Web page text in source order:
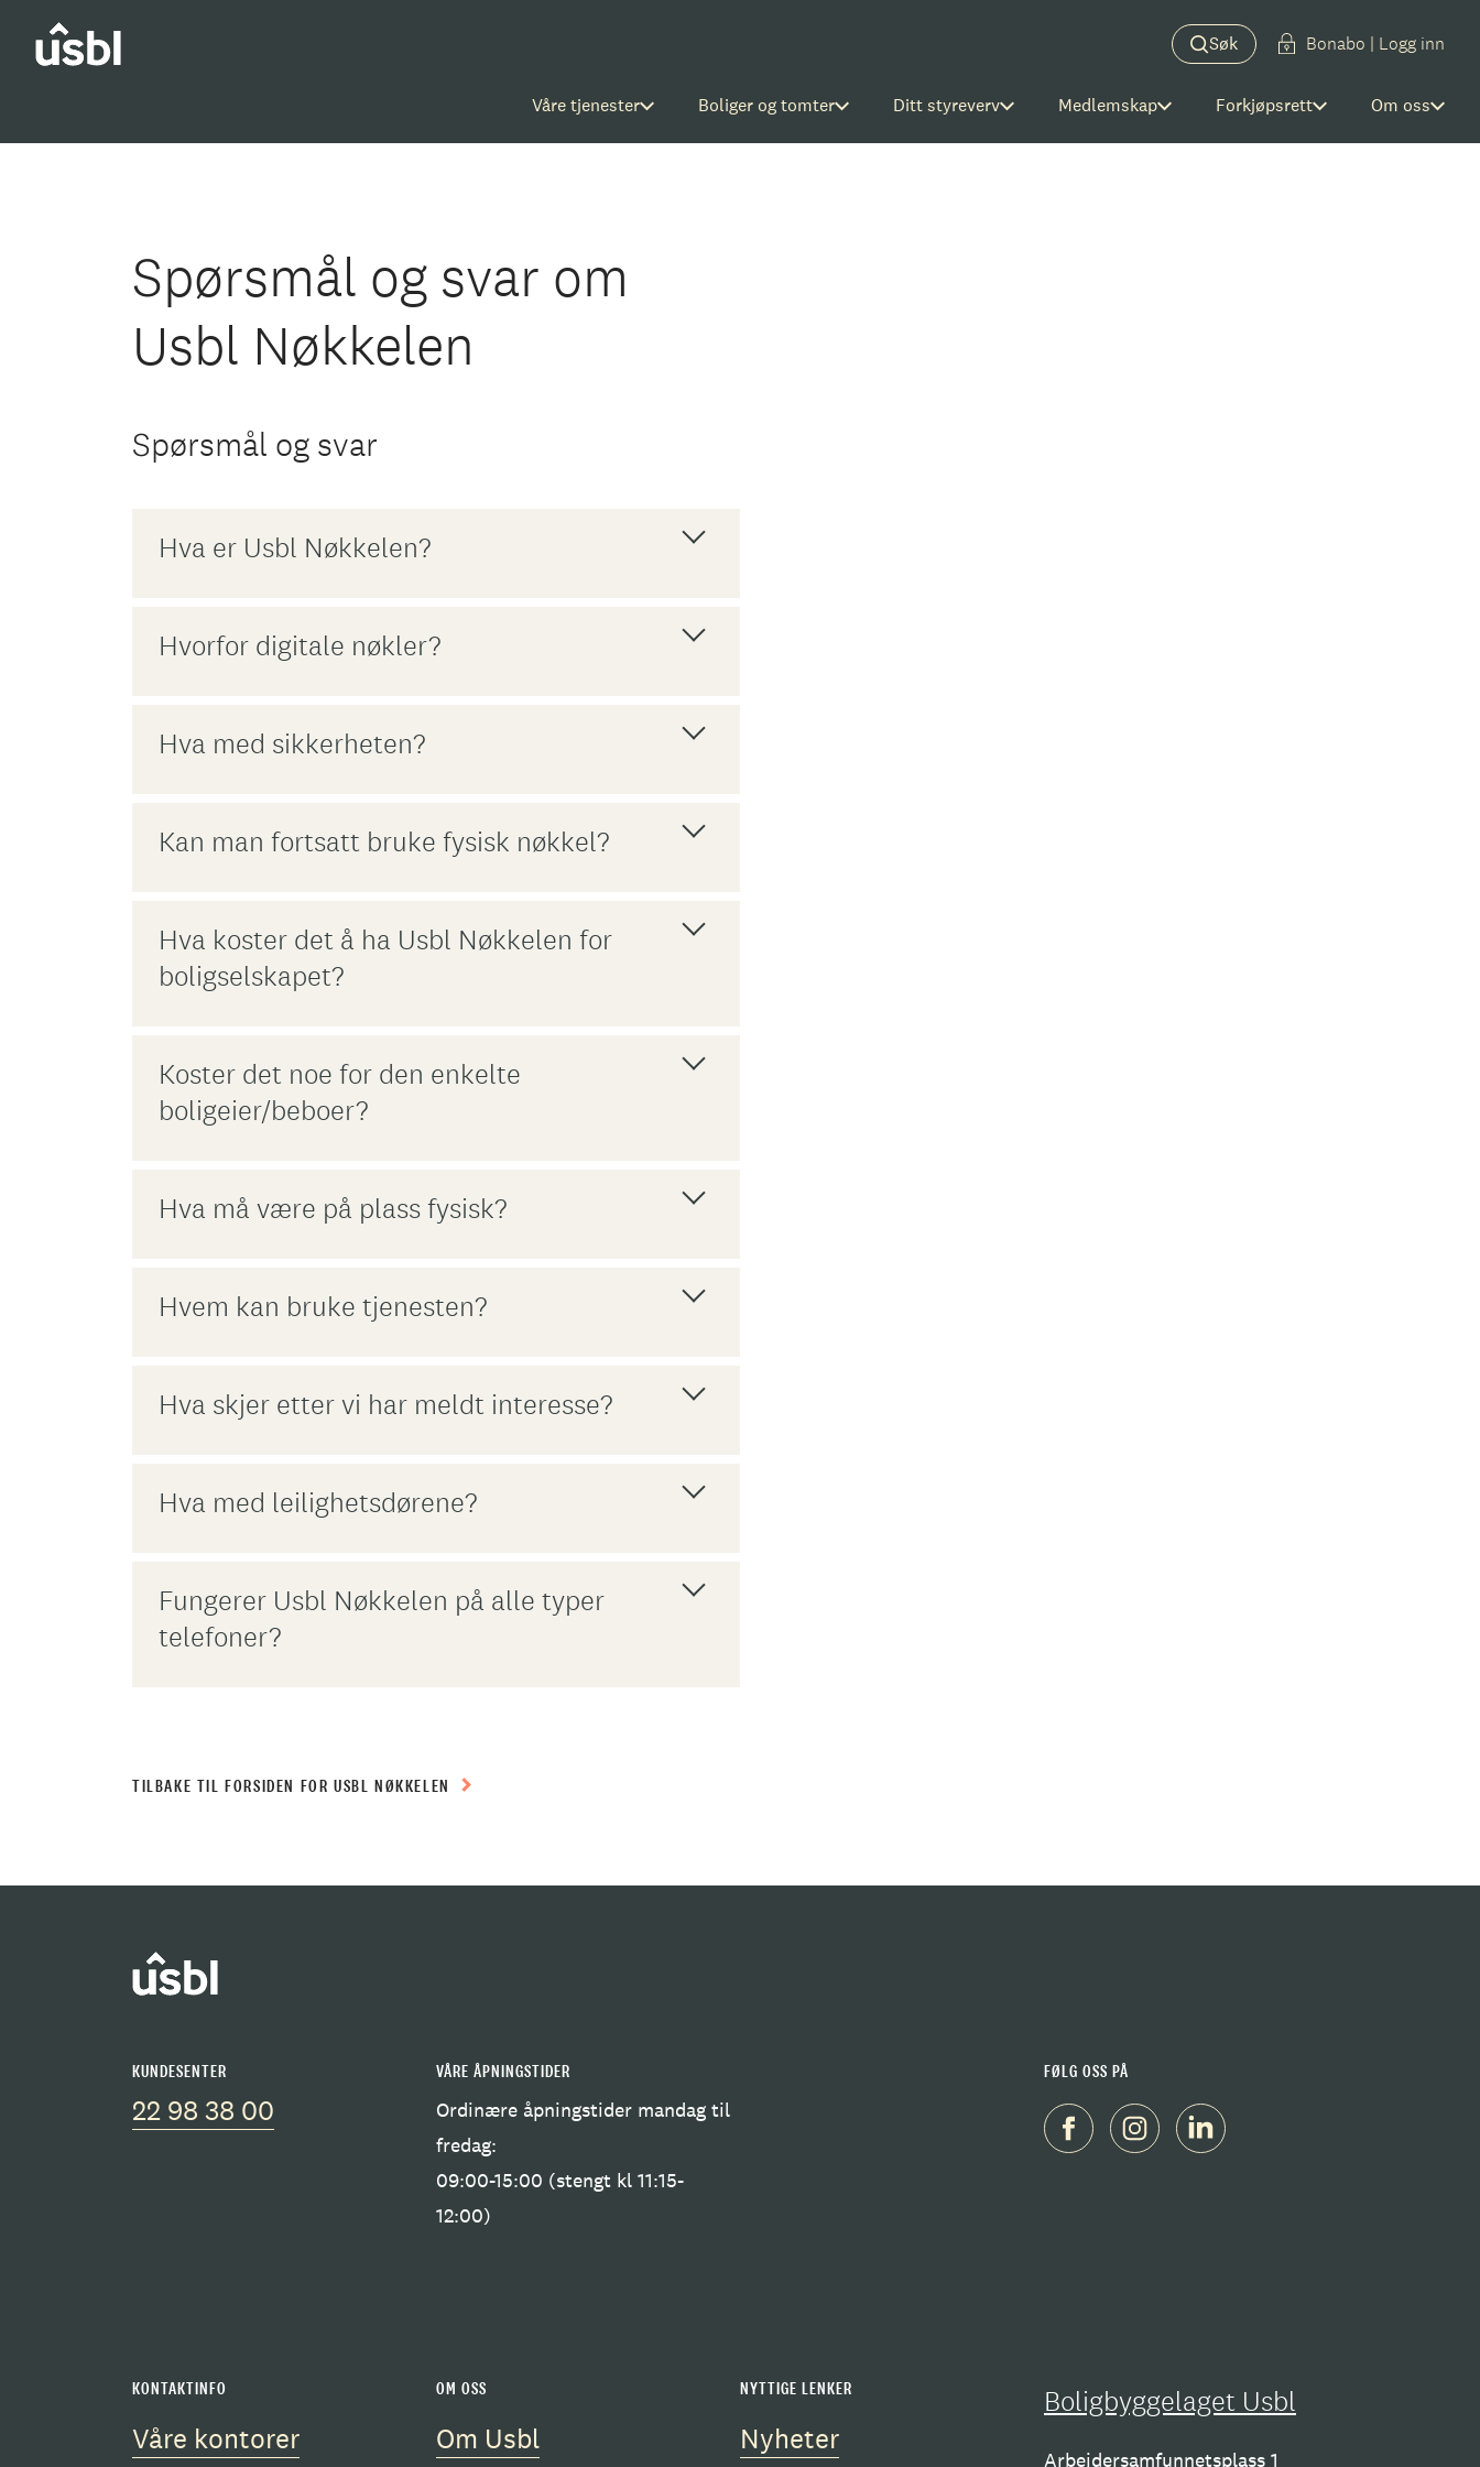
Våre tjenester Boliger og tomter Ditt styreverv Medlemskap Forkjøpsrett Om oss
Søk Bonabo | Logg inn
Spørsmål og svar om
Usbl Nøkkelen
Spørsmål og svar
Hva er Usbl Nøkkelen?
Hvorfor digitale nøkler?
Hva med sikkerheten?
Kan man fortsatt bruke fysisk nøkkel?
Hva koster det å ha Usbl Nøkkelen for
boligselskapet?
Koster det noe for den enkelte
boligeier/beboer?
Hva må være på plass fysisk?
Hvem kan bruke tjenesten?
Hva skjer etter vi har meldt interesse?
Hva med leilighetsdørene?
Fungerer Usbl Nøkkelen på alle typer
telefoner?
TILBAKE TIL FORSIDEN FOR USBL NØKKELEN
KUNDESENTER
22 98 38 00
VÅRE ÅPNINGSTIDER
Ordinære åpningstider mandag til
fredag:
09:00-15:00 (stengt kl 11:15-
12:00)
FØLG OSS PÅ
KONTAKTINFO
Våre kontorer
OM OSS
Om Usbl
NYTTIGE LENKER
Nyheter
Boligbyggelaget Usbl
Arbeidersamfunnetsplass 1